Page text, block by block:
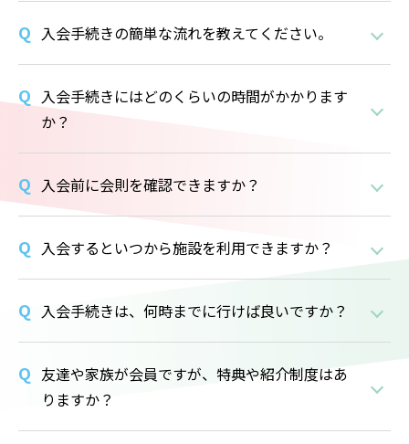
入会手続きの簡単な流れを教えてください。
入会手続きにはどのくらいの時間がかかります
か？
入会前に会則を確認できますか？
入会するといつから施設を利用できますか？
入会手続きは、何時までに行けば良いですか？
友達や家族が会員ですが、特典や紹介制度はあ
りますか？